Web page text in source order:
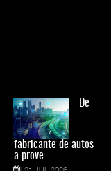
De
fabricante de autos
a prove